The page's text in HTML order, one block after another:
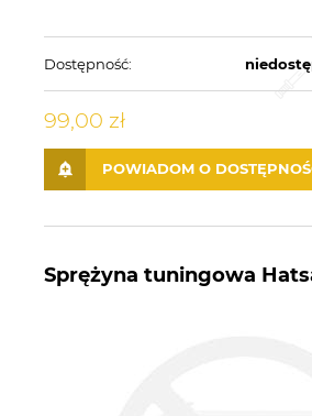
Dostępność:
99,00 zł
POWIADOM O
Sprężyna tuningowa